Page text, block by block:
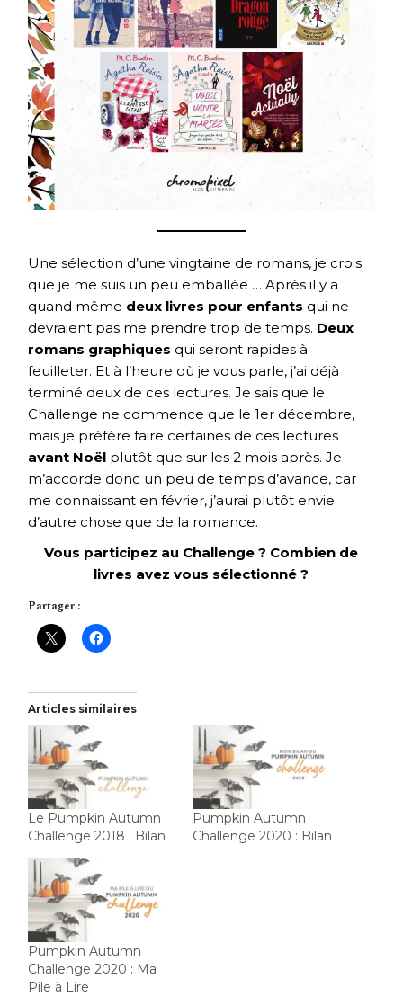
Une sélection d’une vingtaine de romans, je crois
que je me suis un peu emballée … Après il y a
quand même deux livres pour enfants qui ne
devraient pas me prendre trop de temps. Deux
romans graphiques qui seront rapides à
feuilleter. Et à l’heure où je vous parle, j’ai déjà
terminé deux de ces lectures. Je sais que le
Challenge ne commence que le 1er décembre,
mais je préfère faire certaines de ces lectures
avant Noël plutôt que sur les 2 mois après. Je
m’accorde donc un peu de temps d’avance, car
me connaissant en février, j’aurai plutôt envie
d’autre chose que de la romance.
Vous participez au Challenge ? Combien de
livres avez vous sélectionné ?
Partager :
Articles similaires
Le Pumpkin Autumn
Challenge 2018 : Bilan
Pumpkin Autumn
Challenge 2020 : Bilan
Pumpkin Autumn
Challenge 2020 : Ma
Pile à Lire